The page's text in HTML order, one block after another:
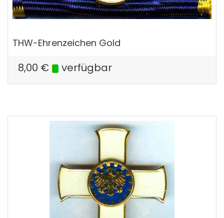
THW-Ehrenzeichen Gold
8,00 € verfügbar